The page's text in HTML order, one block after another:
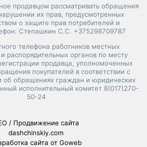
продавцом рассматривать обращения
их прав, предусмотренных
о защите прав потребителей и
Степашкин С.С. +375298709787
телефона работников местных
распорядительных органов по месту
продавца, уполномоченных
покупателей в соответствии с
об обращениях граждан и юридических
исполнительный комитет 8(017)270-
50-24
/ Продвижение сайта
dashchinskiy.com
сайта от Goweb